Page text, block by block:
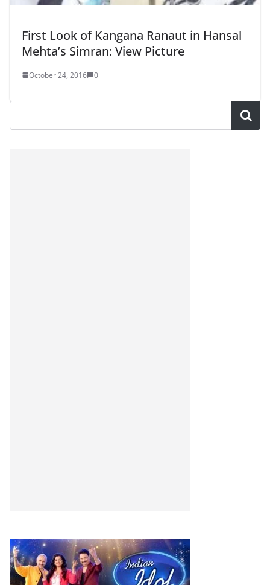
First Look of Kangana Ranaut in Hansal
Mehta’s Simran: View Picture
October 24, 2016 0